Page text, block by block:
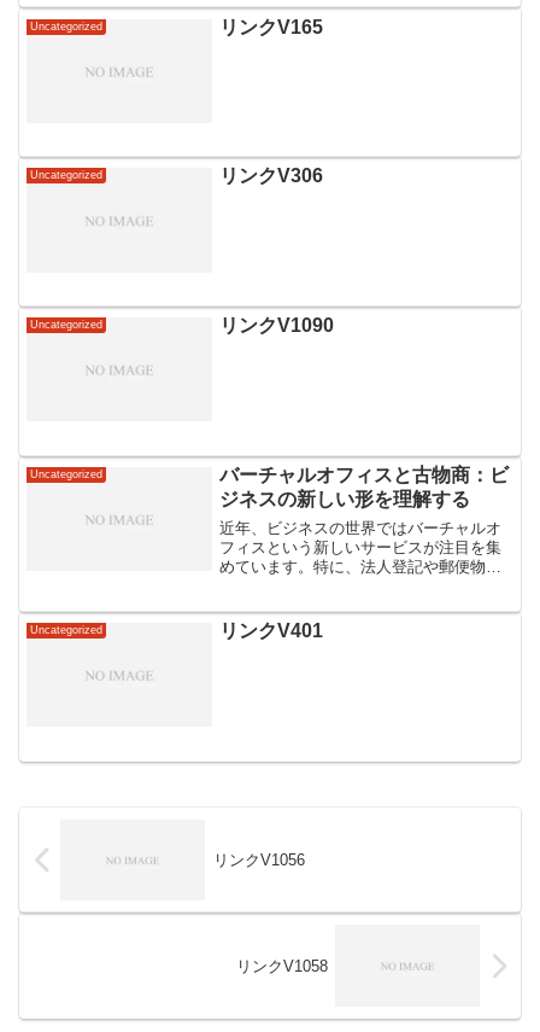
Uncategorized リンクV165
Uncategorized リンクV306
Uncategorized リンクV1090
Uncategorized
バーチャルオフィスと古物商：ビ
ジネスの新しい形を理解する
近年、ビジネスの世界ではバーチャルオ
フィスという新しいサービスが注目を集
めています。特に、法人登記や郵便物の
ス、さらにはリモートワークの普及に伴
い、その利用が急速に拡大して...
Uncategorized リンクV401
リンクV1056
リンクV1058